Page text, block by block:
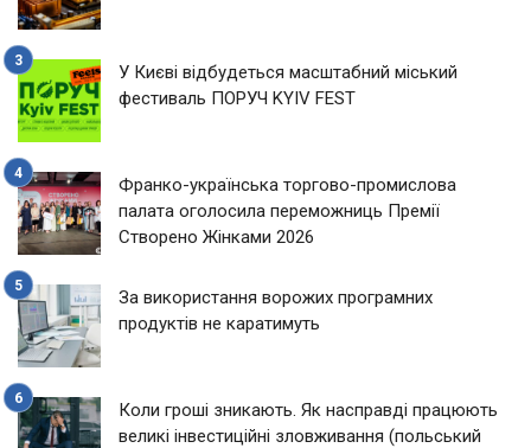
У Києві відбудеться масштабний міський
фестиваль ПОРУЧ KYIV FEST
Франко-українська торгово-промислова
палата оголосила переможниць Премії
Створено Жінками 2026
За використання ворожих програмних
продуктів не каратимуть
Коли гроші зникають. Як насправді працюють
великі інвестиційні зловживання (польський